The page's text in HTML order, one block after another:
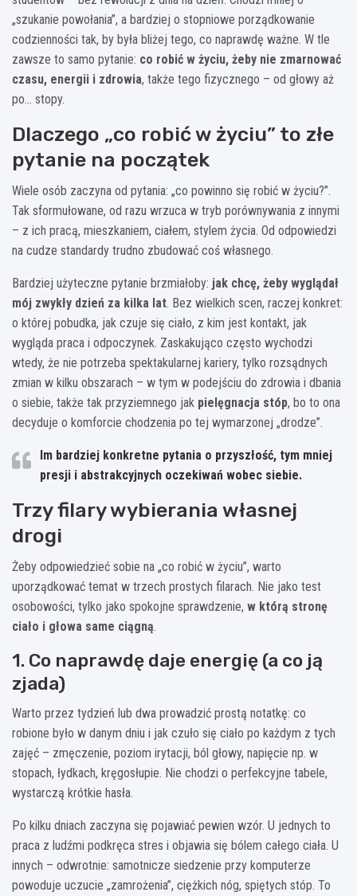
„szukanie powołania”, a bardziej o stopniowe porządkowanie
codzienności tak, by była bliżej tego, co naprawdę ważne. W tle
zawsze to samo pytanie: co robić w życiu, żeby nie zmarnować
czasu, energii i zdrowia, także tego fizycznego – od głowy aż
po… stopy.
Dlaczego „co robić w życiu” to złe
pytanie na początek
Wiele osób zaczyna od pytania: „co powinno się robić w życiu?”.
Tak sformułowane, od razu wrzuca w tryb porównywania z innymi
– z ich pracą, mieszkaniem, ciałem, stylem życia. Od odpowiedzi
na cudze standardy trudno zbudować coś własnego.
Bardziej użyteczne pytanie brzmiałoby: jak chcę, żeby wyglądał
mój zwykły dzień za kilka lat. Bez wielkich scen, raczej konkret:
o której pobudka, jak czuje się ciało, z kim jest kontakt, jak
wygląda praca i odpoczynek. Zaskakująco często wychodzi
wtedy, że nie potrzeba spektakularnej kariery, tylko rozsądnych
zmian w kilku obszarach – w tym w podejściu do zdrowia i dbania
o siebie, także tak przyziemnego jak pielęgnacja stóp, bo to ona
decyduje o komforcie chodzenia po tej wymarzonej „drodze”.
Im bardziej konkretne pytania o przyszłość, tym mniej
presji i abstrakcyjnych oczekiwań wobec siebie.
Trzy filary wybierania własnej
drogi
Żeby odpowiedzieć sobie na „co robić w życiu”, warto
uporządkować temat w trzech prostych filarach. Nie jako test
osobowości, tylko jako spokojne sprawdzenie, w którą stronę
ciało i głowa same ciągną.
1. Co naprawdę daje energię (a co ją
zjada)
Warto przez tydzień lub dwa prowadzić prostą notatkę: co
robione było w danym dniu i jak czuło się ciało po każdym z tych
zajęć – zmęczenie, poziom irytacji, ból głowy, napięcie np. w
stopach, łydkach, kręgosłupie. Nie chodzi o perfekcyjne tabele,
wystarczą krótkie hasła.
Po kilku dniach zaczyna się pojawiać pewien wzór. U jednych to
praca z ludźmi podkręca stres i objawia się bólem całego ciała. U
innych – odwrotnie: samotnicze siedzenie przy komputerze
powoduje uczucie „zamrożenia”, ciężkich nóg, spiętych stóp. To